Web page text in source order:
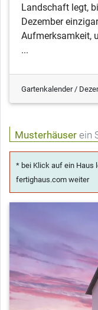
Landschaft legt,
Dezember
Aufmerksamkeit,
...
Gartenkalender /
Musterhäuser ein
* bei Klick auf ein Haus
fertighaus.com weiter